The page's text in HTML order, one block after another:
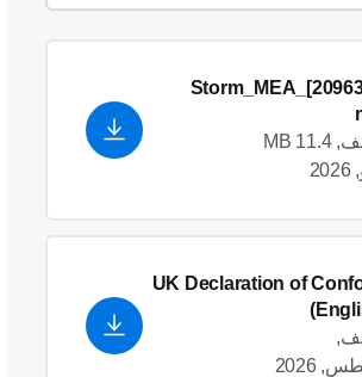
UK Declaration of